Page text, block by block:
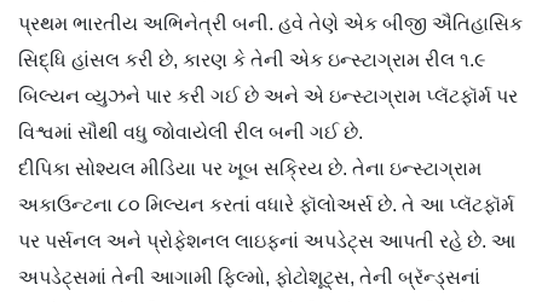
પ્રથમ ભારતીય અભિનેત્રી બની. હવે તેણે એક બીજી ઐતિહાસિક
સિદ્ધિ હાંસલ કરી છે, કારણ કે તેની એક ઇન્સ્ટાગ્રામ રીલ ૧.૯
બિલ્યન વ્યુઝને પાર કરી ગઈ છે અને એ ઇન્સ્ટાગ્રામ પ્લૅટફૉર્મ પર
વિશ્વમાં સૌથી વધુ જોવાયેલી રીલ બની ગઈ છે.
દીપિકા સોશ્યલ મીડિયા પર ખૂબ સક્રિય છે. તેના ઇન્સ્ટાગ્રામ
અકાઉન્ટના ૮૦ મિલ્યન કરતાં વધારે ફૉલોઅર્સ છે. તે આ પ્લૅટફૉર્મ
પર પર્સનલ અને પ્રોફેશનલ લાઇફનાં અપડેટ્સ આપતી રહે છે. આ
અપડેટ્સમાં તેની આગામી ફિલ્મો, ફોટોશૂટ્સ, તેની બ્રૅન્ડ્સનાં